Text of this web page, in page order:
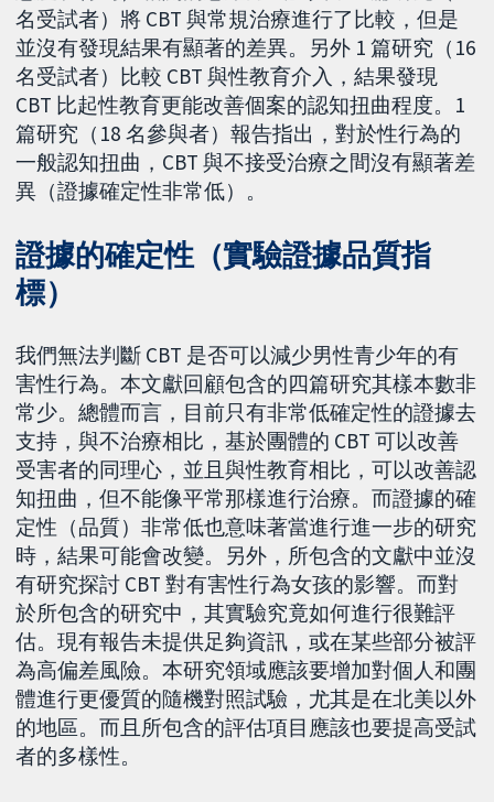
名受試者）將 CBT 與常規治療進行了比較，但是
並沒有發現結果有顯著的差異。另外 1 篇研究（16
名受試者）比較 CBT 與性教育介入，結果發現
CBT 比起性教育更能改善個案的認知扭曲程度。1
篇研究（18 名參與者）報告指出，對於性行為的
一般認知扭曲，CBT 與不接受治療之間沒有顯著差
異（證據確定性非常低）。
證據的確定性（實驗證據品質指
標）
我們無法判斷 CBT 是否可以減少男性青少年的有
害性行為。本文獻回顧包含的四篇研究其樣本數非
常少。總體而言，目前只有非常低確定性的證據去
支持，與不治療相比，基於團體的 CBT 可以改善
受害者的同理心，並且與性教育相比，可以改善認
知扭曲，但不能像平常那樣進行治療。而證據的確
定性（品質）非常低也意味著當進行進一步的研究
時，結果可能會改變。另外，所包含的文獻中並沒
有研究探討 CBT 對有害性行為女孩的影響。而對
於所包含的研究中，其實驗究竟如何進行很難評
估。現有報告未提供足夠資訊，或在某些部分被評
為高偏差風險。本研究領域應該要增加對個人和團
體進行更優質的隨機對照試驗，尤其是在北美以外
的地區。而且所包含的評估項目應該也要提高受試
者的多樣性。